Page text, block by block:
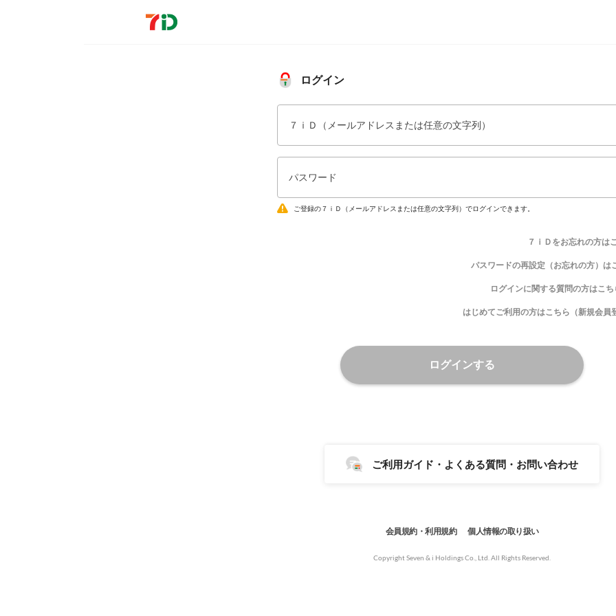
ログイン
７ｉＤ（メールアドレスまたは任意の文字列）
パスワード
ご登録の７ｉＤ（メールアドレスまたは任意の文字列）でログインできます。
７ｉＤをお忘れの方は
パスワードの再設定（お忘れの方）は
ログインに関する質問の方はこち
はじめてご利用の方はこちら（新規会員
ログインする
ご利用ガイド・よくある質問・お問い合わせ
会員規約・利用規約 個人情報の取り扱い
Copyright Seven & i Holdings Co., Ltd. All Rights Reserved.